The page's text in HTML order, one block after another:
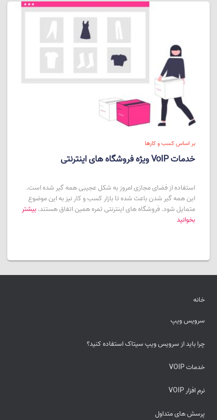
بر اساس کسب و کارها
خدمات VoIP ویژه فروشگاه های اینترنتی
استفاده از فضای مجازی امروز به شکل عجیبی همه گیر شده است.
این همه گیر شدن باعث شده تا بازار کسب و کار نیز به این موضوع
متمایل شود. فروشگاه های اینترنتی ثمره همین اتفاق هستند. بیشتر
بخوانید
خانه
سرویس ویپ
چرا باید از سرویس ویپ سیتاک استفاده کنید؟
خدمات VOIP
نرم افزار VOIP
پرسش های متداول